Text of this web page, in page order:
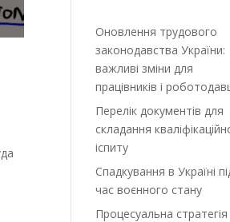
Оновлення трудового
законодавства України:
важливі зміни для
працівників і
Перелік документів для
складання
іспиту
Спадкування в Україні
час воєнного стану
Процесуальна стратегія